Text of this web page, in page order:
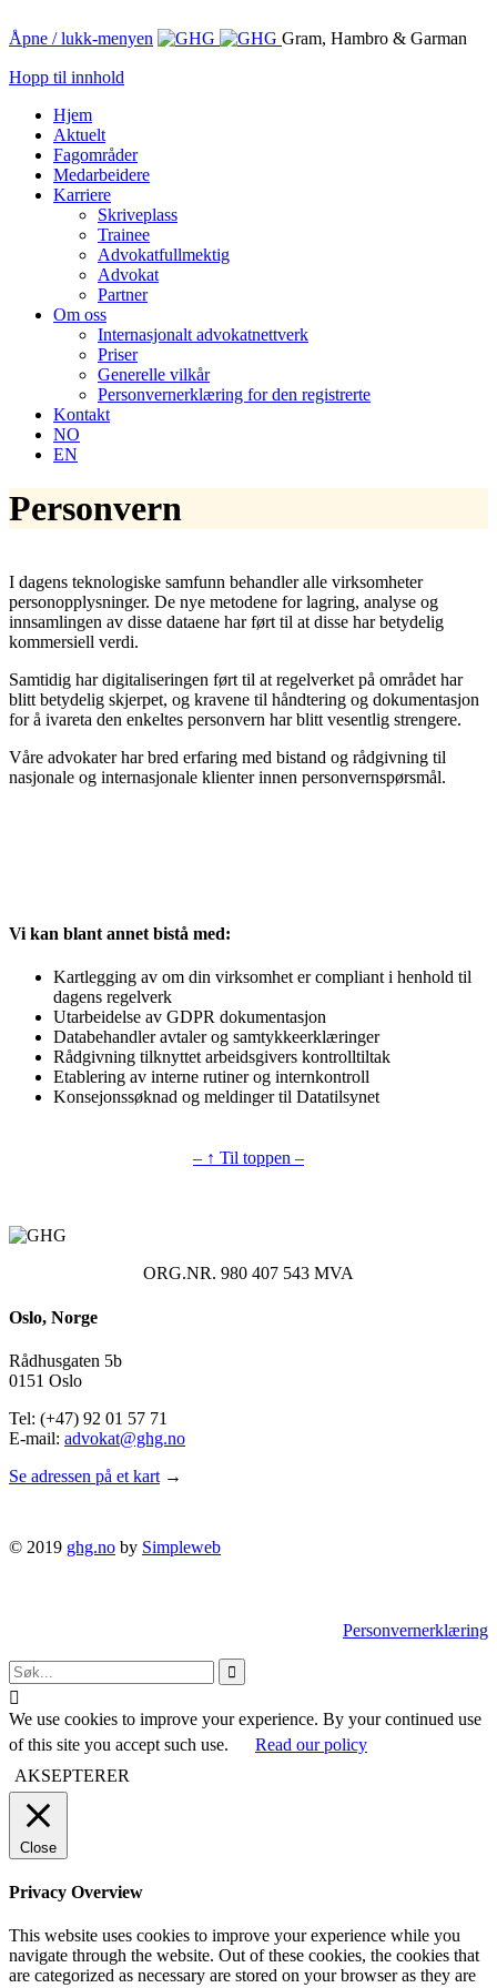
Åpne / lukk-menyen Gram, Hambro & Garman
Hopp til innhold
Hjem
Aktuelt
Fagområder
Medarbeidere
Karriere
Skriveplass
Trainee
Advokatfullmektig
Advokat
Partner
Om oss
Internasjonalt advokatnettverk
Priser
Generelle vilkår
Personvernerklæring for den registrerte
Kontakt
NO
EN
Personvern
I dagens teknologiske samfunn behandler alle virksomheter
personopplysninger. De nye metodene for lagring, analyse og
innsamlingen av disse dataene har ført til at disse har betydelig
kommersiell verdi.
Samtidig har digitaliseringen ført til at regelverket på området har
blitt betydelig skjerpet, og kravene til håndtering og dokumentasjon
for å ivareta den enkeltes personvern har blitt vesentlig strengere.
Våre advokater har bred erfaring med bistand og rådgivning til
nasjonale og internasjonale klienter innen personvernspørsmål.
Vi kan blant annet bistå med:
Kartlegging av om din virksomhet er compliant i henhold til
dagens regelverk
Utarbeidelse av GDPR dokumentasjon
Databehandler avtaler og samtykkeerklæringer
Rådgivning tilknyttet arbeidsgivers kontrolltiltak
Etablering av interne rutiner og internkontroll
Konsejonssøknad og meldinger til Datatilsynet
– ↑ Til toppen –
ORG.NR. 980 407 543 MVA
Oslo, Norge
Rådhusgaten 5b
0151 Oslo
Tel: (+47) 92 01 57 71
E-mail: advokat@ghg.no
Se adressen på et kart →
© 2019 ghg.no by Simpleweb
Personvernerklæring


We use cookies to improve your experience. By your continued use
of this site you accept such use.
Read our policy
AKSEPTERER
Close
Privacy Overview
This website uses cookies to improve your experience while you
navigate through the website. Out of these cookies, the cookies that
are categorized as necessary are stored on your browser as they are